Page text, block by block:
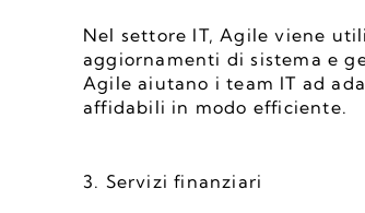
Nel settore IT, Agile viene
aggiornamenti di sistema e
Agile aiutano i team IT ad
affidabili in modo efficiente.
3. Servizi finanziari